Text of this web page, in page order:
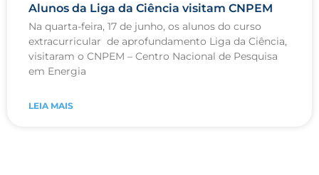
Alunos da Liga da Ciência visitam CNPEM
Na quarta-feira, 17 de junho, os alunos do curso
extracurricular de aprofundamento Liga da Ciência,
visitaram o CNPEM – Centro Nacional de Pesquisa
em Energia
LEIA MAIS